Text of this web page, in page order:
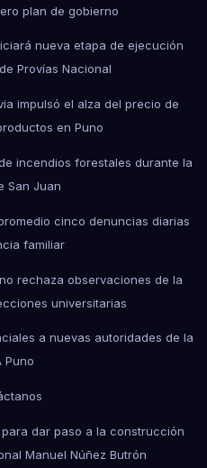
plan de gobierno
nueva etapa de ejecución
Provías Nacional
impulsó el alza del precio de
en Puno
incendios forestales durante la
San Juan
cinco denuncias diarias
familiar
rechaza observaciones de la
universitarias
a nuevas autoridades de la
Puno
dar paso a la construcción
Manuel Núñez Butrón